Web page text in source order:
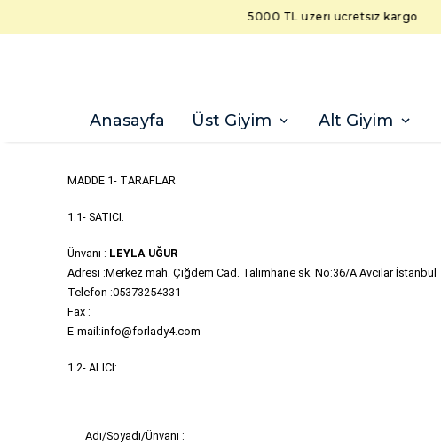
Anasayfa Üst Giyim Alt Giyim
MADDE 1- TARAFLAR
1.1- SATICI:
Ünvanı : LEYLA UĞUR
Adresi :Merkez mah. Çiğdem Cad. Talimhane sk. No:36/A Avcılar İstanbul
Telefon :05373254331
Fax :
E-mail:info@forlady4.com
1.2- ALICI:
Adı/Soyadı/Ünvanı :